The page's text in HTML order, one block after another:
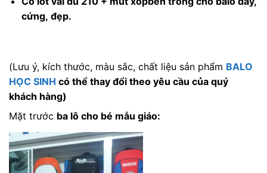
cứng, đẹp.
(Lưu ý, kích thước, màu sắc, chất liệu sản phẩm BALO
HỌC SINH có thể thay đổi theo yêu cầu của quý
khách hàng)
Mặt trước ba lô cho bé mẫu giáo: